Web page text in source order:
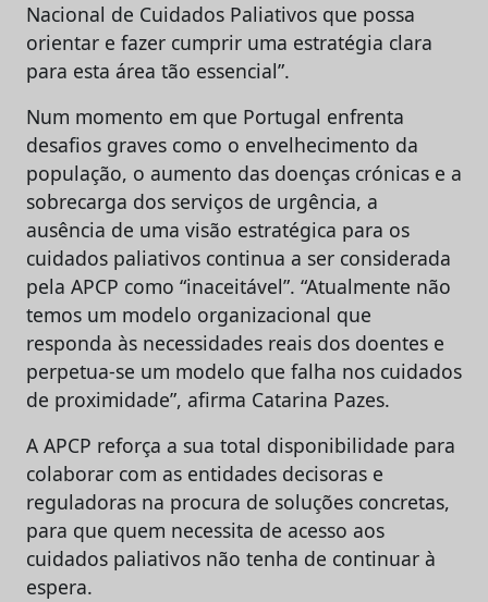
Nacional de Cuidados Paliativos que possa
orientar e fazer cumprir uma estratégia clara
para esta área tão essencial”.
Num momento em que Portugal enfrenta
desafios graves como o envelhecimento da
população, o aumento das doenças crónicas e a
sobrecarga dos serviços de urgência, a
ausência de uma visão estratégica para os
cuidados paliativos continua a ser considerada
pela APCP como “inaceitável”. “Atualmente não
temos um modelo organizacional que
responda às necessidades reais dos doentes e
perpetua-se um modelo que falha nos cuidados
de proximidade”, afirma Catarina Pazes.
A APCP reforça a sua total disponibilidade para
colaborar com as entidades decisoras e
reguladoras na procura de soluções concretas,
para que quem necessita de acesso aos
cuidados paliativos não tenha de continuar à
espera.